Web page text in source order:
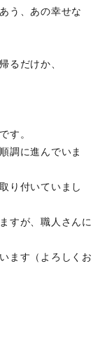
う、あの幸せな
るだけか、
す。
調に進んでいま
り付いていまし
すが、職人さんに
ます（よろしくお